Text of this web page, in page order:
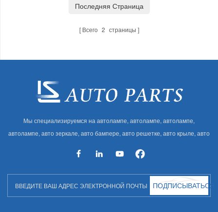
Последняя Страница
Всего 2 страницы
Мы специализируемся на автолампе, автолампе, автолампе,
автолампе, авто зеркале, авто бампере, авто решетке, авто крыле, авто
автозапчастей для Audi, VW, Benz, BMW
ПОДПИСЫВАТЬСЯ